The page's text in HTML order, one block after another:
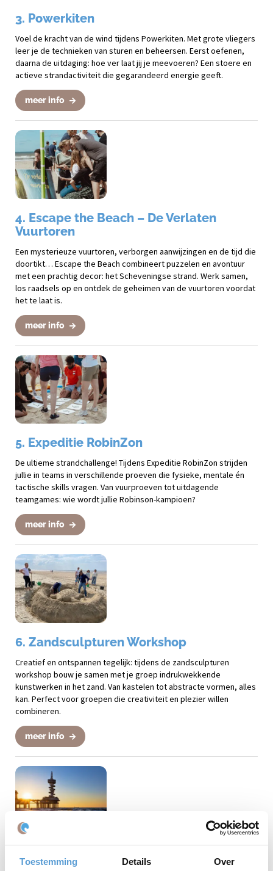
Toestemming Details Over
3. Powerkiten
Voel de kracht van de wind tijdens Powerkiten. Met grote vliegers
leer je de technieken van sturen en beheersen. Eerst oefenen,
daarna de uitdaging: hoe ver laat jij je meevoeren? Een stoere en
actieve strandactiviteit die gegarandeerd energie geeft.
meer info
4. Escape the Beach – De Verlaten
Vuurtoren
Een mysterieuze vuurtoren, verborgen aanwijzingen en de tijd die
doortikt… Escape the Beach combineert puzzelen en avontuur
met een prachtig decor: het Scheveningse strand. Werk samen,
los raadsels op en ontdek de geheimen van de vuurtoren voordat
het te laat is.
meer info
5. Expeditie RobinZon
De ultieme strandchallenge! Tijdens Expeditie RobinZon strijden
jullie in teams in verschillende proeven die fysieke, mentale én
tactische skills vragen. Van vuurproeven tot uitdagende
teamgames: wie wordt jullie Robinson-kampioen?
meer info
6. Zandsculpturen Workshop
Creatief en ontspannen tegelijk: tijdens de zandsculpturen
workshop bouw je samen met je groep indrukwekkende
kunstwerken in het zand. Van kastelen tot abstracte vormen, alles
kan. Perfect voor groepen die creativiteit en plezier willen
combineren.
meer info